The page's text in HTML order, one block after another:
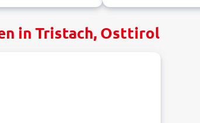
in Tristach, Osttirol